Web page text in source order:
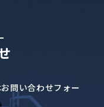
問い合わせフォー